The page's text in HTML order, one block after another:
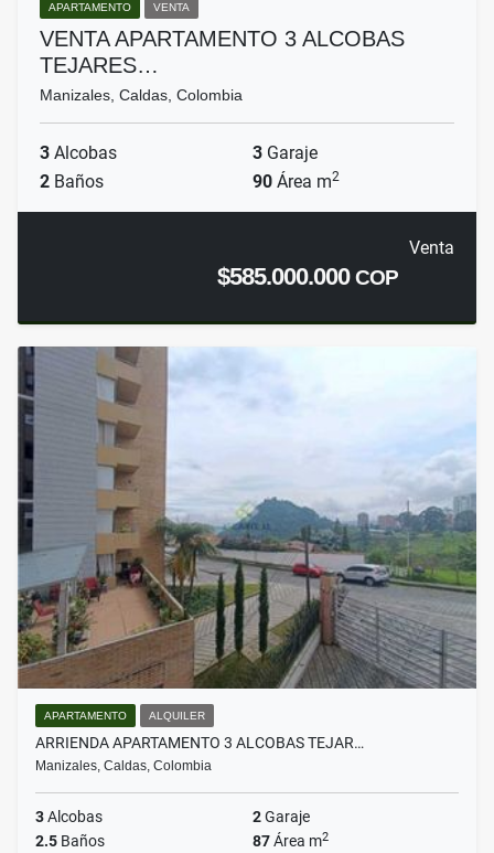
APARTAMENTO VENTA
VENTA APARTAMENTO 3 ALCOBAS
TEJARES…
Manizales, Caldas, Colombia
3 Alcobas 3 Garaje
2 Baños 90 Área m2
Venta
$585.000.000COP
APARTAMENTO ALQUILER
ARRIENDA APARTAMENTO 3 ALCOBAS TEJAR…
Manizales, Caldas, Colombia
3Alcobas 2Garaje
2.5 Baños 87Área m2